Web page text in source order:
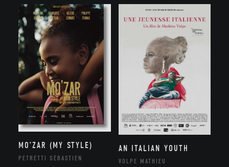
MO’ZAR (MY STYLE)
PETRETTI SÉBASTIEN
AN ITALIAN YOUTH
VOLPE MATHIEU